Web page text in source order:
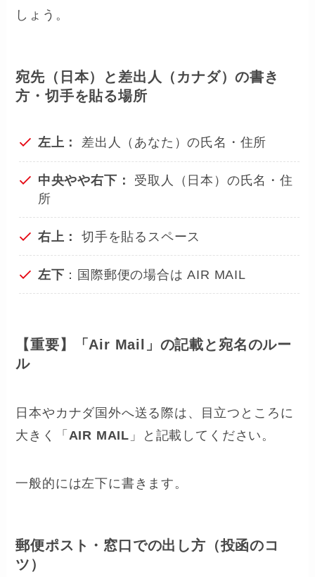
しょう。
宛先（日本）と差出人（カナダ）の書き
方・切手を貼る場所
左上： 差出人（あなた）の氏名・住所
中央やや右下：
受取人（日本）の氏名・住
所
右上： 切手を貼るスペース
左下 ：国際郵便の場合は AIR MAIL
【重要】「Air Mail」の記載と宛名のルー
ル
日本やカナダ国外へ送る際は、目立つところに
大きく「 AIR MAIL 」と記載してください。
一般的には左下に書きます。
郵便ポスト・窓口での出し方（投函のコ
ツ）